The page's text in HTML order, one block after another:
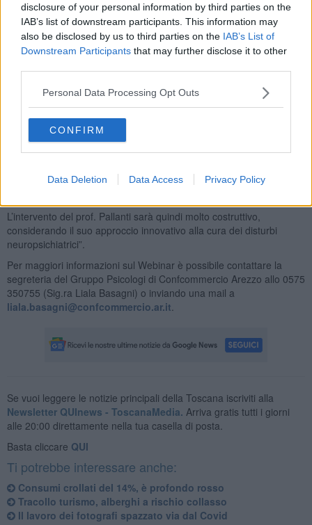
disclosure of your personal information by third parties on the
IAB’s list of downstream participants. This information may
also be disclosed by us to third parties on the IAB’s List of
Downstream Participants that may further disclose it to other
Personal Data Processing Opt Outs
CONFIRM
Data Deletion Data Access Privacy Policy
prevenzionetramite la terapia è fondamentale per il nostro
benessere personale, che passa prima dalla stabilità psicologica –
spiega – Invece in tante situazioni si opta per cercare una cura solo
in presenza di sintomi clinici. Prevenire serve a ridurre la sofferenza
delle persone, a prevenire la cronicità ma anche a contenere i costi
delle cure. La priorità, nello scenario attuale, deve essere la cura
della persona nella sua interezza e dignità in ogni fase, anche nelle
più difficili della propria esistenza”.
Interverranno anche la presidente del Gruppo psicologi di
Confcommercio Arezzo dottoressa
Turchettie Ilaria Sguerri.
"Oggi è sempre più importante
monitorare la nostra salute, e le innovazioni tecnologiche possono
venire in nostro aiuto anche nell’ambito della salute mentale.
L’intervento del prof. Pallanti sarà quindi molto costruttivo,
considerando il suo approccio innovativo alla cura dei disturbi
neuropsichiatrici”.
Per maggiori informazioni sul Webinar è possibile contattare la
segreteria del Gruppo Psicologi di Confcommercio Arezzo allo 0575
350755 (Sig.ra Liala Basagni) o inviando una mail a
liala.basagni@confcommercio.ar.it
Se vuoi leggere le notizie principali della Toscana iscriviti alla
Newsletter QUInews - ToscanaMedia. Arriva gratis tutti i giorni
alle 20:00 direttamente nella tua casella di posta.
Basta cliccare QUI
Ti potrebbe interessare anche:
Consumi crollati del 14%, è profondo rosso
Tracollo turismo, alberghi a rischio collasso
Il lavoro dei fotografi spazzato via dal Covid